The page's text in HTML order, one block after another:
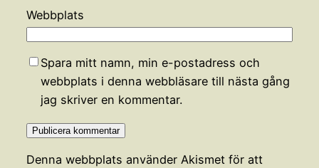
Webbplats
Spara mitt namn, min e-postadress och
webbplats i denna webbläsare till nästa gång
jag skriver en kommentar.
Denna webbplats använder Akismet för att